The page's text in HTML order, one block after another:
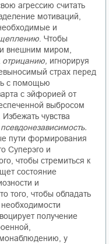
агрессию считать
мотиваций,
и
. Чтобы
и внешним миром,
отрицанию, игнорируя
страх перед
с помощью
с эйфорией от
выбросом
чувства
псевдонезависимость.
пути формирования
Суперэго и
чтобы стремиться к
состояние
и
того, чтобы обладать
получение
у